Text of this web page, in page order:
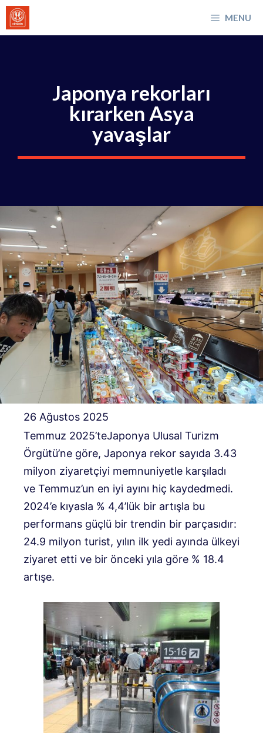
İçeriğe
atla
MENU
Japonya rekorları
kırarken Asya
yavaşlar
26 Ağustos 2025
Temmuz 2025’teJaponya Ulusal Turizm
Örgütü’ne göre, Japonya rekor sayıda 3.43
milyon ziyaretçiyi memnuniyetle karşıladı
ve Temmuz’un en iyi ayını hiç kaydedmedi.
2024’e kıyasla % 4,4’lük bir artışla bu
performans güçlü bir trendin bir parçasıdır:
24.9 milyon turist, yılın ilk yedi ayında ülkeyi
ziyaret etti ve bir önceki yıla göre % 18.4
artışe.